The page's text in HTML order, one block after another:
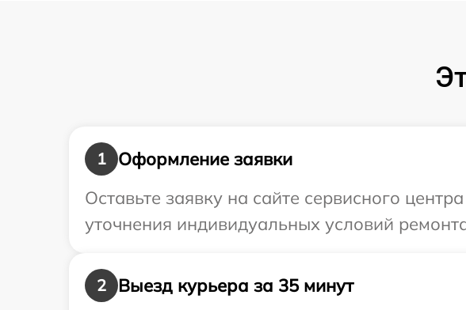
1
Оформление заявки
Оставьте заявку на сайте сервисного
уточнения индивидуальных условий
2
Выезд курьера за 35 минут